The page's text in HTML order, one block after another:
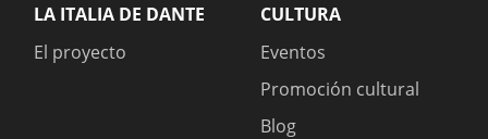
LA ITALIA DE DANTE
El proyecto
CULTURA
Eventos
Promoción cultural
Blog